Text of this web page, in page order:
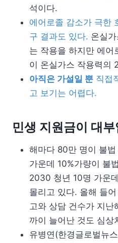
석이다.
에어로졸 감소가 극한
구 결과도 있다. 온실
는 작용을 하지만 에어
이 온실가스 작용력의
아직은 가설일 뿐 직접
고 보기는 어렵다.
민생 지원금이 대
해마다 80만 명이 불
가운데 10%가량이 불
2030 청년 10명 가운
몰리고 있다. 올해 들
고와 상담 건수가 지난
까이 늘어난 것도 심상
유병연(한경글로벌뉴